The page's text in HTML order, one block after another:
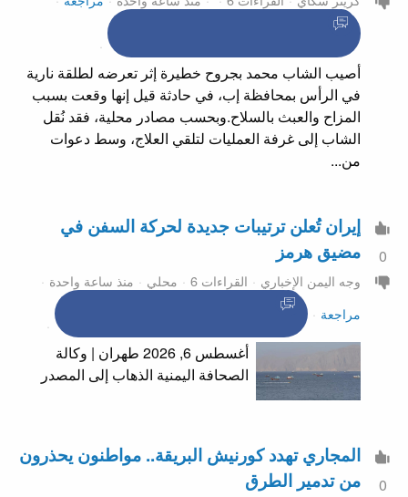
أصيب الشاب محمد بجروح خطيرة إثر تعرضه لطلقة نارية
في الرأس بمحافظة إب، في حادثة قيل إنها وقعت بسبب
المزاح والعبث بالسلاح.وبحسب مصادر محلية، فقد نُقل
الشاب إلى غرفة العمليات لتلقي العلاج، وسط دعوات
من...
0
إيران تُعلن ترتيبات جديدة لحركة السفن في
مضيق هرمز
وجه اليمن الإخباري القراءات 6 محلي
منذ ساعة واحدة
مراجعة
أغسطس 6, 2026 طهران | وكالة
الصحافة اليمنية الذهاب إلى المصدر
0
المجاري تهدد كورنيش البريقة.. مواطنون يحذرون
من تدمير الطرق